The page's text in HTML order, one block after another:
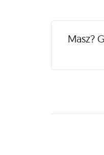
Recenzje
Masz?